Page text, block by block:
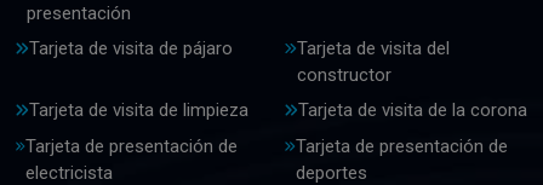
presentación
Tarjeta de visita de pájaro
Tarjeta de visita del
constructor
Tarjeta de visita de limpieza
Tarjeta de visita de la corona
Tarjeta de presentación de
electricista
Tarjeta de presentación de
deportes